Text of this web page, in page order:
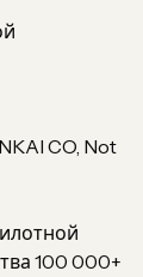
CO, Not
100 000+